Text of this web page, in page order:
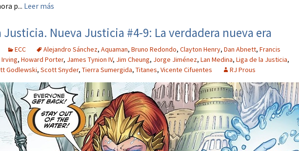
p... Leer más
Justicia. Nueva Justicia #4-9: La verdadera nueva era
ECC Alejandro Sánchez, Aquaman, Bruno Redondo, Clayton Henry, Dan Abnett, Francis
, Howard Porter, James Tynion IV, Jim Cheung, Jorge Jiménez, Lan Medina, Liga de la Justicia,
Godlewski, Scott Snyder, Tierra Sumergida, Titanes, Vicente Cifuentes RJ Prous